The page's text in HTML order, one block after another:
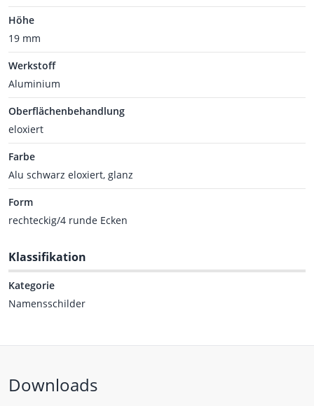
Höhe
19 mm
Werkstoff
Aluminium
Oberflächenbehandlung
eloxiert
Farbe
Alu schwarz eloxiert, glanz
Form
rechteckig/4 runde Ecken
Klassifikation
Kategorie
Namensschilder
Downloads